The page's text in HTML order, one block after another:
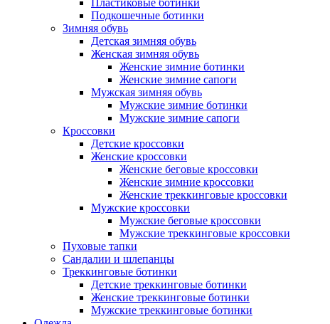
Пластиковые ботинки
Подкошечные ботинки
Зимняя обувь
Детская зимняя обувь
Женская зимняя обувь
Женские зимние ботинки
Женские зимние сапоги
Мужская зимняя обувь
Мужские зимние ботинки
Мужские зимние сапоги
Кроссовки
Детские кроссовки
Женские кроссовки
Женские беговые кроссовки
Женские зимние кроссовки
Женские треккинговые кроссовки
Мужские кроссовки
Мужские беговые кроссовки
Мужские треккинговые кроссовки
Пуховые тапки
Сандалии и шлепанцы
Треккинговые ботинки
Детские треккинговые ботинки
Женские треккинговые ботинки
Мужские треккинговые ботинки